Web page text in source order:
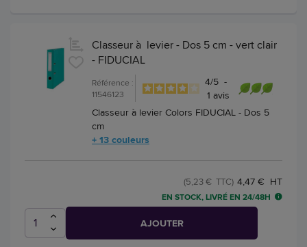
Classeur à levier - Dos 5 cm - vert clair
- FIDUCIAL
Référence :
11546123
4/5 -
1 avis
Classeur à levier Colors FIDUCIAL - Dos 5
cm
+ 13 couleurs
4,47 € HT
(5,23 € TTC)
EN STOCK, LIVRÉ EN 24/48H
AJOUTER